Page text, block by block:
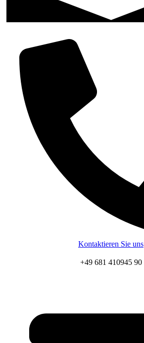
Kontaktieren Sie uns
+49 681 410945 90